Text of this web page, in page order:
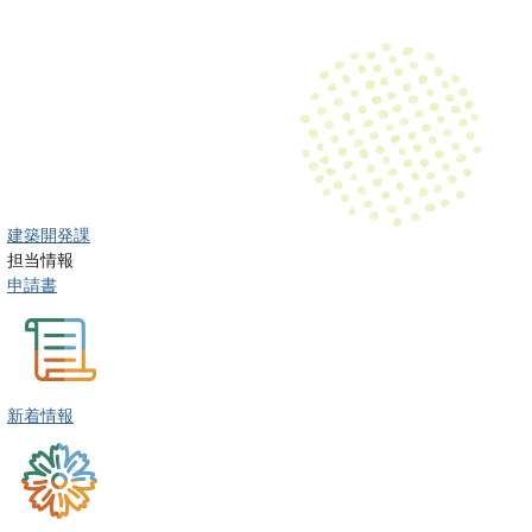
建築開発課
担当情報
申請書
新着情報